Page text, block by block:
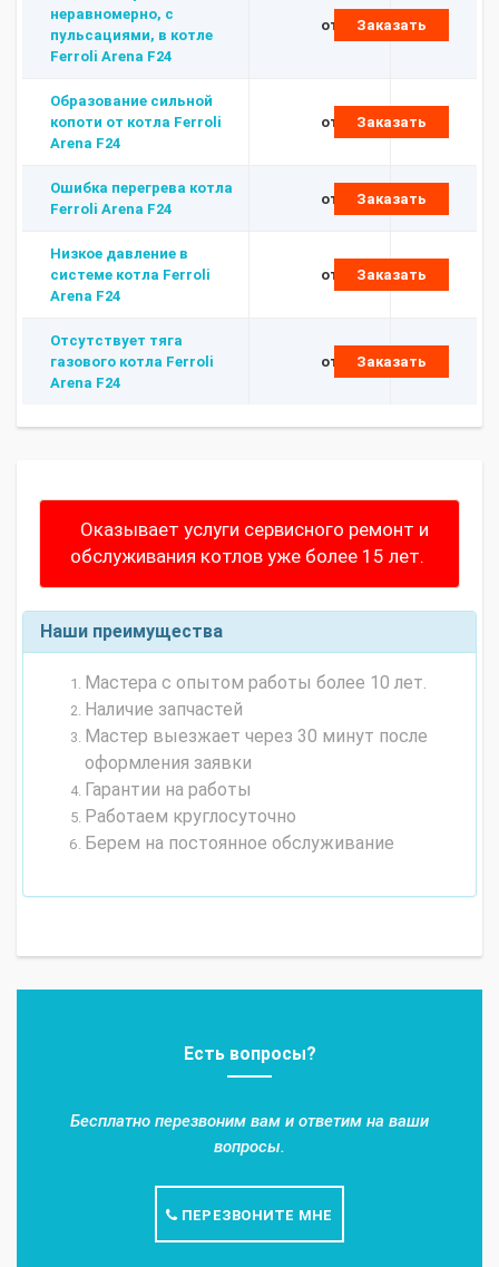
неравномерно, с
пульсациями, в котле
Ferroli Arena F24
от 480 ₽Заказать
Образование сильной
копоти от котла Ferroli
Arena F24
от 480 ₽Заказать
Ошибка перегрева котла
Ferroli Arena F24
от 480 ₽Заказать
Низкое давление в
системе котла Ferroli
Arena F24
от 480 ₽Заказать
Отсутствует тяга
газового котла Ferroli
Arena F24
от 480 ₽Заказать
Оказывает услуги сервисного ремонт и
обслуживания котлов уже более 15 лет.
Наши преимущества
Мастера с опытом работы более 10 лет.
Наличие запчастей
Мастер выезжает через 30 минут после
оформления заявки
Гарантии на работы
Работаем круглосуточно
Берем на постоянное обслуживание
Есть вопросы?
Бесплатно перезвоним вам и ответим на ваши
вопросы.
ПЕРЕЗВОНИТЕ МНЕ